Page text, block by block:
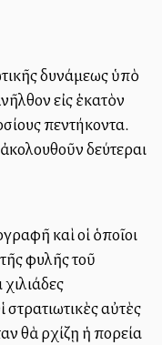
δυνάμεως ὑπὸ
εἰς ἑκατὸν
πεντήκοντα.
δεύτεραι
καὶ οἱ ὁποῖοι
φυλῆς τοῦ
αὐτὲς
θὰ ρχίζῃ ἡ πορεία